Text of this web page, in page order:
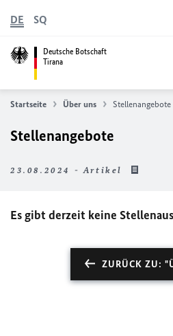
Deutsche Botschaft
Tirana
DE SQ
Startseite Über uns Stellenangebote
Stellenangebote
23.08.2024 - Artikel
Es gibt derzeit keine
ZURÜCK ZU: